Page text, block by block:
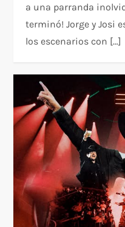
a una parranda
terminó! Jorge y Josi
los escenarios con […]